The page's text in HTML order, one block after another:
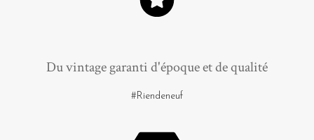
Du vintage garanti d'époque et de qualité
#Riendeneuf